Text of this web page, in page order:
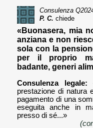
Consulenza
P. C. chiede
«Buonasera, mia
anziana e non
sola con la
per il proprio
badante, generi
Consulenza legale:
prestazione di natura
pagamento di una
eseguita anche in
presso di sé...»